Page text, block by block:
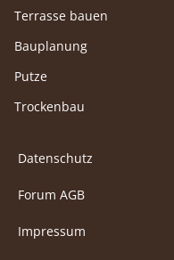
Terrasse bauen
Bauplanung
Putze
Trockenbau
Datenschutz
Forum AGB
Impressum